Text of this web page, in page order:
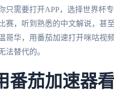
只需要打开APP，选择世界杯
赛，听到熟悉的中文解说，甚
哥华，用番茄加速打开咪咕视
法替代的。
番茄加速器